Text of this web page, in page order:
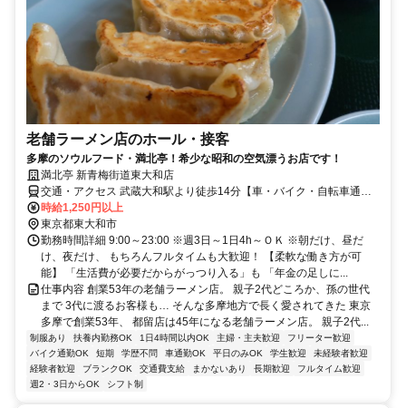
老舗ラーメン店のホール・接客
多摩のソウルフード・満北亭！希少な昭和の空気漂うお店です！
満北亭 新青梅街道東大和店
交通・アクセス 武蔵大和駅より徒歩14分【車・バイク・自転車通勤
可能】
時給1,250円以上
東京都東大和市
勤務時間詳細 9:00～23:00 ※週3日～1日4h～ＯＫ ※朝だけ、昼だ
け、夜だけ、 もちろんフルタイムも大歓迎！ 【柔軟な働き方が可
能】 「生活費が必要だからがっつり入る」も 「年金の足しに...
仕事内容 創業53年の老舗ラーメン店。 親子2代どころか、孫の世代
まで 3代に渡るお客様も… そんな多摩地方で長く愛されてきた 東京
多摩で創業53年、 都留店は45年になる老舗ラーメン店。 親子2代...
制服あり 扶養内勤務OK 1日4時間以内OK 主婦・主夫歓迎
フリーター歓迎
バイク通勤OK
短期 学歴不問 車通勤OK 平日のみOK 学生歓迎
未経験者歓迎
経験者歓迎
ブランクOK 交通費支給 まかないあり 長期歓迎
フルタイム歓迎
週2・3日からOK
シフト制